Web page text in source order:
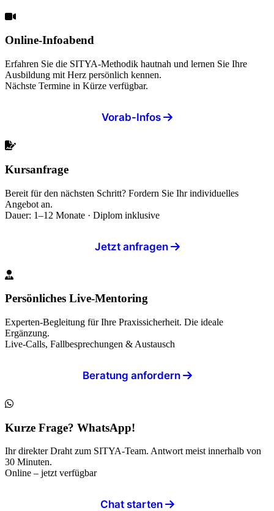
Online-Infoabend
Erfahren Sie die SITYA-Methodik hautnah und lernen Sie Ihre
Ausbildung mit Herz persönlich kennen.
Nächste Termine in Kürze verfügbar.
Vorab-Infos
Kursanfrage
Bereit für den nächsten Schritt? Fordern Sie Ihr individuelles
Angebot an.
Dauer: 1–12 Monate · Diplom inklusive
Jetzt anfragen
Persönliches Live-Mentoring
Experten-Begleitung für Ihre Praxissicherheit. Die ideale
Ergänzung.
Live-Calls, Fallbesprechungen & Austausch
Beratung anfordern
Kurze Frage? WhatsApp!
Ihr direkter Draht zum SITYA-Team. Antwort meist innerhalb von
30 Minuten.
Online – jetzt verfügbar
Chat starten